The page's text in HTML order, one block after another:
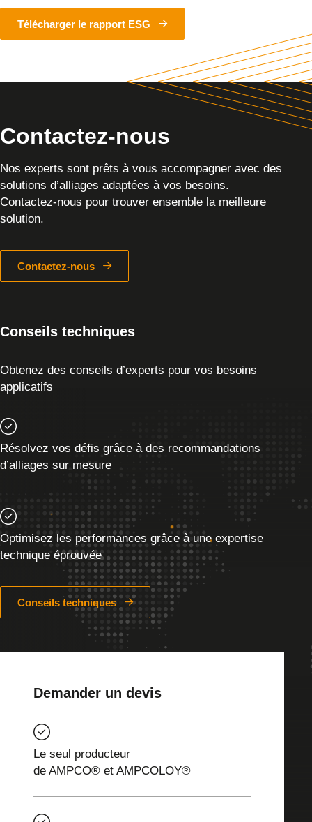
Télécharger le rapport ESG
Contactez-nous
Nos experts sont prêts à vous accompagner avec des
solutions d’alliages adaptées à vos besoins.
Contactez-nous pour trouver ensemble la meilleure
solution.
Contactez-nous
Conseils techniques
Obtenez des conseils d’experts pour vos besoins
applicatifs
Résolvez vos défis grâce à des recommandations
d’alliages sur mesure
Optimisez les performances grâce à une expertise
technique éprouvée
Conseils techniques
Demander un devis
Le seul producteur
de AMPCO® et AMPCOLOY®